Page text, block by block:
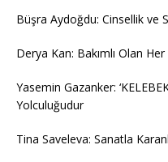
Büşra Aydoğdu: Cinsellik ve
Derya Kan: Bakımlı Olan
Yasemin Gazanker:
Yolculuğudur
Tina Saveleva: Sanatla